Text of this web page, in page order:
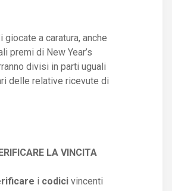
giocate a caratura, anche
premi di New Year’s
divisi in parti uguali
delle relative ricevute di
LA VINCITA
i codici vincenti